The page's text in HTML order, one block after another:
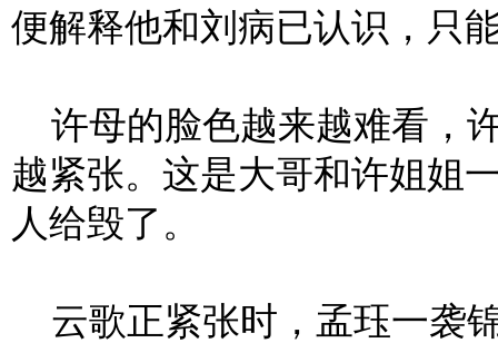
便解释他和刘病已认识，只
许母的脸色越来越难看，
越紧张。这是大哥和许姐姐
人给毁了。
云歌正紧张时，孟珏一袭